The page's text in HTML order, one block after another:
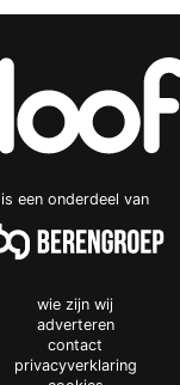
is een onderdeel van
wie zijn wij
adverteren
contact
privacyverklaring